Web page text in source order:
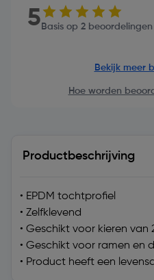
5 Basis op 2
Bekijk meer
Hoe worden
Productbeschrijving
• EPDM tochtprofiel
• Zelfklevend
• Geschikt voor kieren van
• Geschikt voor ramen en
• Product heeft een